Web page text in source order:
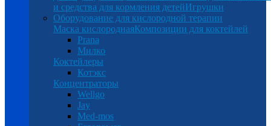
и средства для кормления детейИгрушки
Оборудование для кислородной терапии
Маска кислороднаяКомпозиции для коктейлей
Prana
Милко
Коктейлеры
Котэкс
Концентраторы
Wellgo
Jay
Med-mos